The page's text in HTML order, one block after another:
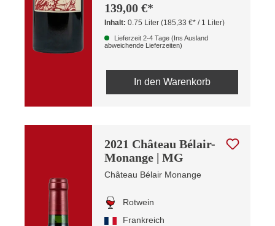
139,00 €*
Inhalt:0.75 Liter(185,33 €* / 1 Liter)
Lieferzeit 2-4 Tage (Ins Ausland
abweichende Lieferzeiten)
In den Warenkorb
2021 Château Bélair-
Monange | MG
Château Bélair Monange
Rotwein
Frankreich